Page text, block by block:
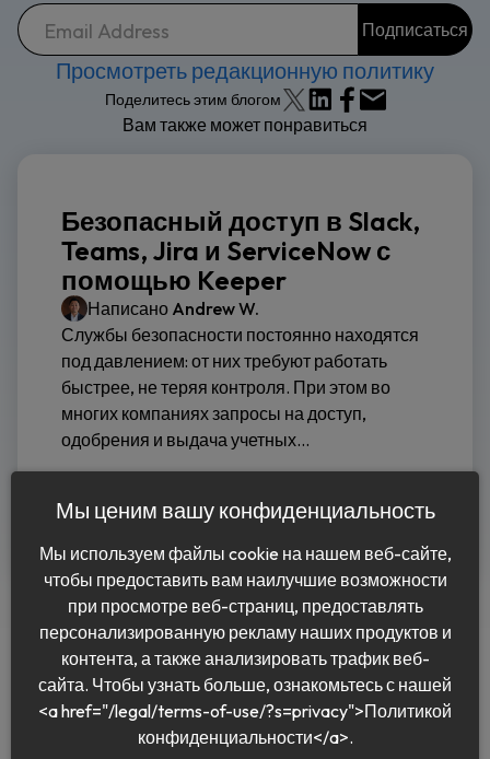
Просмотреть редакционную политику
Поделитесь этим блогом
Вам также может понравиться
Безопасный доступ в Slack,
Teams, Jira и ServiceNow с
помощью Keeper
Написано Andrew W.
Службы безопасности постоянно находятся
под давлением: от них требуют работать
быстрее, не теряя контроля. При этом во
многих компаниях запросы на доступ,
одобрения и выдача учетных...
Читать дальше
Pусский
Мы ценим вашу конфиденциальность
Мы используем файлы cookie на нашем веб-сайте,
чтобы предоставить вам наилучшие возможности
при просмотре веб-страниц, предоставлять
персонализированную рекламу наших продуктов и
контента, а также анализировать трафик веб-
сайта. Чтобы узнать больше, ознакомьтесь с нашей
<a href="/legal/terms-of-use/?s=privacy">Политикой
конфиденциальности</a>.